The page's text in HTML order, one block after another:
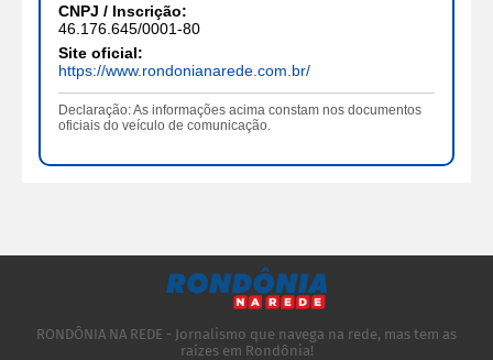
CNPJ / Inscrição:
46.176.645/0001-80
Site oficial:
https://www.rondonianarede.com.br/
Declaração: As informações acima constam nos documentos
oficiais do veículo de comunicação.
RONDÔNIA NA REDE - Jornalismo que navega na rede, mas tem as
raízes em Rondônia!